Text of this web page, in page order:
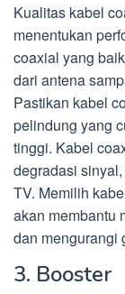
Kualitas kabel
menentukan
coaxial yang
dari antena
Pastikan kabel
pelindung yang
tinggi. Kabel
degradasi
TV. Memilih
akan membantu
dan mengurangi
3. Booster